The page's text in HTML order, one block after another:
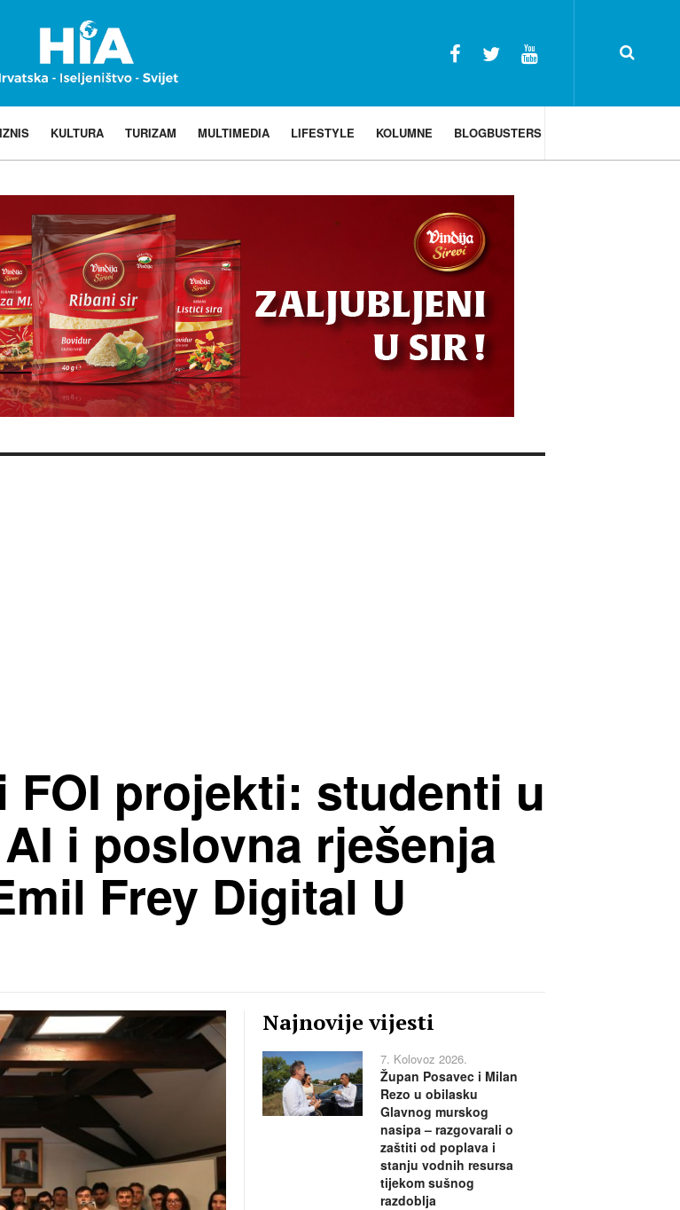
KULTURA TURIZAM MULTIMEDIA LIFESTYLE KOLUMNE BLOGBUSTERS
projekti: studenti u
i poslovna rješenja
Frey Digital U
Najnovije vijesti
7. Kolovoz 2026.
Župan Posavec i Milan
Rezo u obilasku
Glavnog murskog
nasipa – razgovarali o
zaštiti od poplava i
stanju vodnih resursa
tijekom sušnog
razdoblja